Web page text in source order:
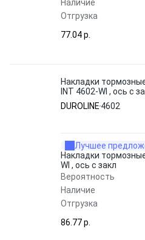
Наличие
Отгрузка
77.04 p.
Накладки
INT 4602-WI , ось с
DUROLINE 4602
Лучшее
Накладки
WI , ось с закл
Вероятность
Наличие
Отгрузка
86.77 p.